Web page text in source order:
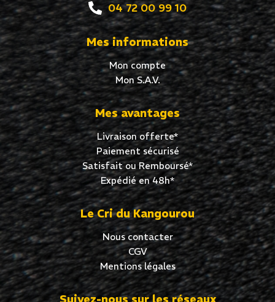
04 72 00 99 10
Mes informations
Mon compte
Mon S.A.V.
Mes avantages
Livraison offerte*
Paiement sécurisé
Satisfait ou Remboursé*
Expédié en 48h*
Le Cri du Kangourou
Nous contacter
CGV
Mentions légales